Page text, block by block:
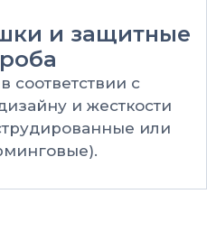
и защитные
соответствии с
и жесткости
или